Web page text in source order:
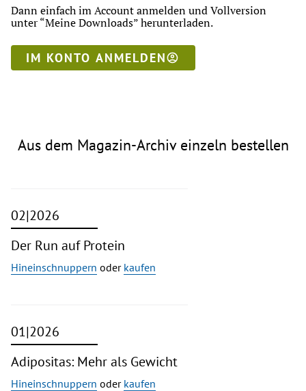
Dann einfach im Account anmelden und Vollversion
unter “Meine Downloads” herunterladen.
IM KONTO ANMELDEN
Aus dem Magazin-Archiv einzeln bestellen
02|2026
Der Run auf Protein
Hineinschnuppern oder kaufen
01|2026
Adipositas: Mehr als Gewicht
Hineinschnuppern oder kaufen